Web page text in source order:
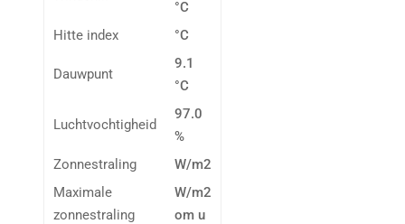
°C
Hitte index
°C
Dauwpunt
9.1
°C
Luchtvochtigheid
97.0
%
Zonnestraling
W/m2
Maximale
zonnestraling
W/m2
om u